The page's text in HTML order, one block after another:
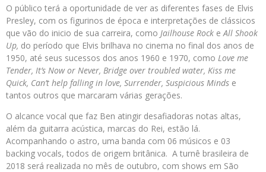
O público terá a oportunidade de ver as diferentes fases de Elvis
Presley, com os figurinos de época e interpretações de clássicos
que vão do inicio de sua carreira, como Jailhouse Rock e All Shook
Up, do período que Elvis brilhava no cinema no final dos anos de
1950, até seus sucessos dos anos 1960 e 1970, como Love me
Tender, It’s Now or Never, Bridge over troubled water, Kiss me
Quick, Can’t help falling in love, Surrender, Suspicious Minds e
tantos outros que marcaram várias gerações.
O alcance vocal que faz Ben atingir desafiadoras notas altas,
além da guitarra acústica, marcas do Rei, estão lá.
Acompanhando o astro, uma banda com 06 músicos e 03
backing vocals, todos de origem britânica. A turnê brasileira de
2018 será realizada no mês de outubro, com shows em São